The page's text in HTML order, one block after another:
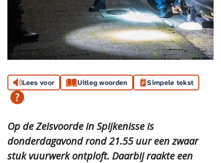
Lees voor Uitleg woorden Simpele tekst
Op de Zeisvoorde in Spijkenisse is
donderdagavond rond 21.55 uur een zwaar
stuk vuurwerk ontploft. Daarbij raakte een